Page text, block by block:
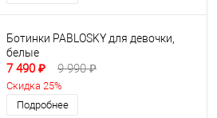
Ботинки PABLOSKY для девочки,
белые
7 490 ₽ 9 990 ₽
Скидка 25%
Подробнее